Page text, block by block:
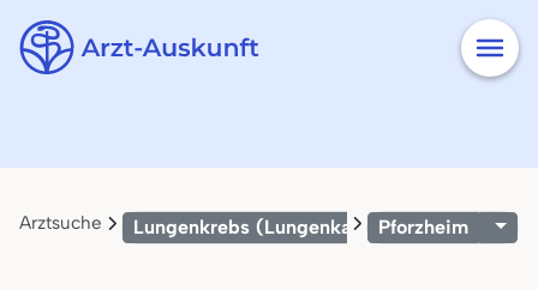
Arztsuche Lungenkrebs (Lungenkarzinom)Pforzheim